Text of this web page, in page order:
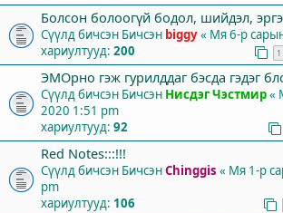
Болсон болоогүй бодол, шийдэл,
Сүүлд бичсэн Бичсэн biggy« Мя 6-р
хариултууд: 200 1
ЭМОрно гэж гурилддаг бэсда гэдэг
Сүүлд бичсэн Бичсэн Нисдэг Чэстмир«
2020 1:51 pm
хариултууд: 92
Red Notes:::!!!
Сүүлд бичсэн БичсэнChinggis « Мя 1-р
pm
хариултууд: 106